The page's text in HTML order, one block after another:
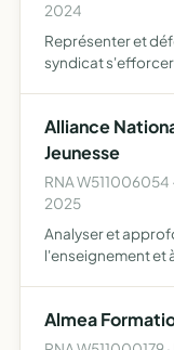
2024
Représenter et
syndicat
Alliance
Jeunesse
RNA W511006054
2025
Analyser et
l'enseignement et
pistes d'am…
Almea